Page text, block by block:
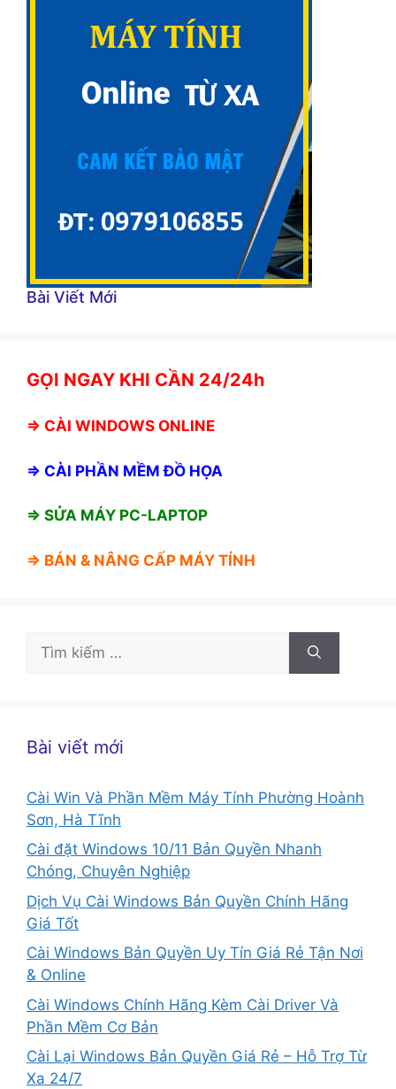
Bài Viết Mới
GỌI NGAY KHI CẦN 24/24h
⇒ CÀI WINDOWS ONLINE
⇒ CÀI PHẦN MỀM ĐỒ HỌA
⇒ SỬA MÁY PC-LAPTOP
⇒ BÁN & NÂNG CẤP MÁY TÍNH
Tìm
kiếm
Bài viết mới
Cài Win Và Phần Mềm Máy Tính Phường Hoành
Sơn, Hà Tĩnh
Cài đặt Windows 10/11 Bản Quyền Nhanh
Chóng, Chuyên Nghiệp
Dịch Vụ Cài Windows Bản Quyền Chính Hãng
Giá Tốt
Cài Windows Bản Quyền Uy Tín Giá Rẻ Tận Nơi
& Online
Cài Windows Chính Hãng Kèm Cài Driver Và
Phần Mềm Cơ Bản
Cài Lại Windows Bản Quyền Giá Rẻ – Hỗ Trợ Từ
Xa 24/7